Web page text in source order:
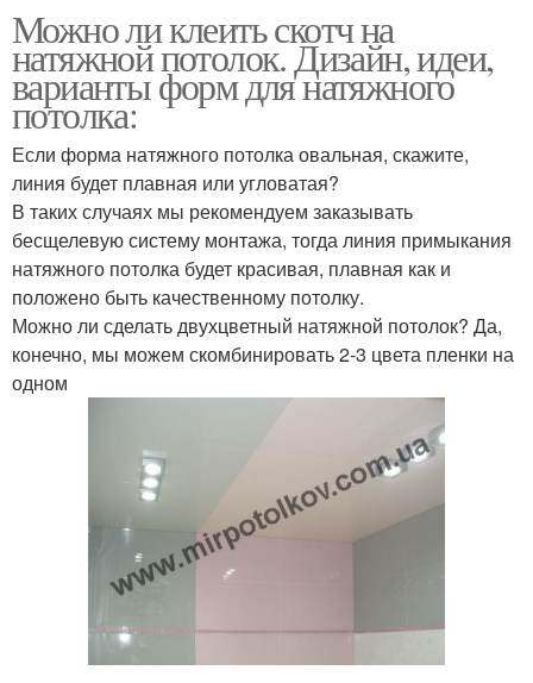
Можно ли клеить скотч на
натяжной потолок. Дизайн, идеи,
варианты форм для натяжного
потолка:
Если форма натяжного потолка овальная, скажите,
линия будет плавная или угловатая?
В таких случаях мы рекомендуем заказывать
бесщелевую систему монтажа, тогда линия примыкания
натяжного потолка будет красивая, плавная как и
положено быть качественному потолку.
Можно ли сделать двухцветный натяжной потолок? Да,
конечно, мы можем скомбинировать 2-3 цвета пленки на
одном